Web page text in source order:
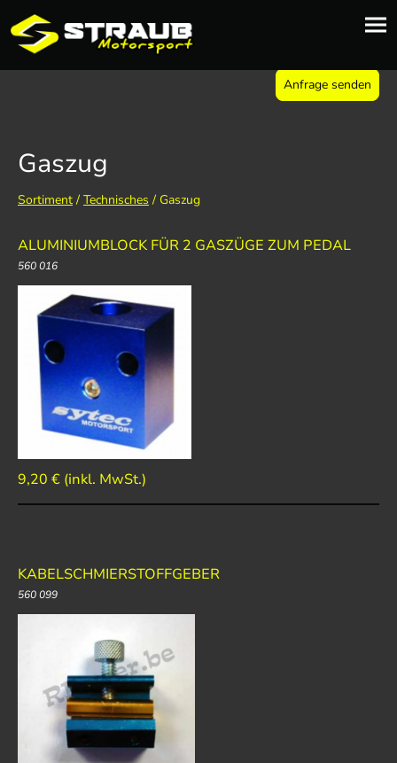
Anfrage senden
Gaszug
Sortiment / Technisches / Gaszug
ALUMINIUMBLOCK FÜR 2 GASZÜGE ZUM PEDAL
560 016
9,20 € (inkl. MwSt.)
KABELSCHMIERSTOFFGEBER
560 099